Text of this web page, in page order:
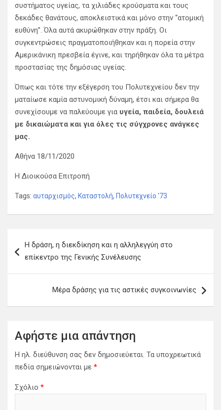
συστήματος υγείας, τα χιλιάδες κρούσματα και τους
δεκάδες θανάτους, αποκλειστικά και μόνο στην “ατομική
ευθύνη”. Όλα αυτά ακυρώθηκαν στην πράξη. Οι
συγκεντρώσεις πραγματοποιήθηκαν και η πορεία στην
Αμερικάνικη πρεσβεία έγινε, και τηρήθηκαν όλα τα μέτρα
προστασίας της δημόσιας υγείας.
Όπως και τότε την εξέγερση του Πολυτεχνείου δεν την
ματαίωσε καμία αστυνομική δύναμη, έτσι και σήμερα θα
συνεχίσουμε να παλεύουμε για υγεία, παιδεία, δουλειά
με δικαιώματα και για όλες τις σύγχρονες ανάγκες
μας.
Αθήνα 18/11/2020
Η Διοικούσα Επιτροπή
Tags: αυταρχισμός, Καταστολή, Πολυτεχνείο '73
άρθρων
Η δράση, η διεκδίκηση και η αλληλεγγύη στο
επίκεντρο της Γενικής Συνέλευσης
Μέρα δράσης για τις αστικές συγκοινωνίες
Αφήστε μια απάντηση
Η ηλ. διεύθυνση σας δεν δημοσιεύεται. Τα υποχρεωτικά
πεδία σημειώνονται με *
Σχόλιο *